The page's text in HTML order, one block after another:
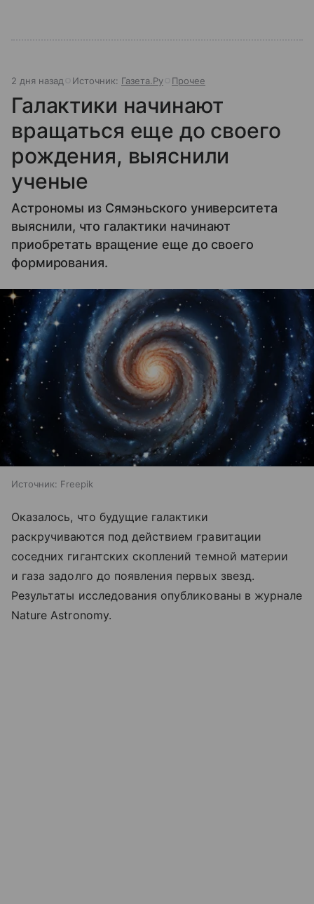
2 дня назад Источник: Газета.Ру Прочее
Галактики начинают
вращаться еще до своего
рождения, выяснили
ученые
Астрономы из Сямэньского университета
выяснили, что галактики начинают
приобретать вращение еще до своего
формирования.
Источник: Freepik
Оказалось, что будущие галактики
раскручиваются под действием гравитации
соседних гигантских скоплений темной материи
и газа задолго до появления первых звезд.
Результаты исследования опубликованы в журнале
Nature Astronomy.